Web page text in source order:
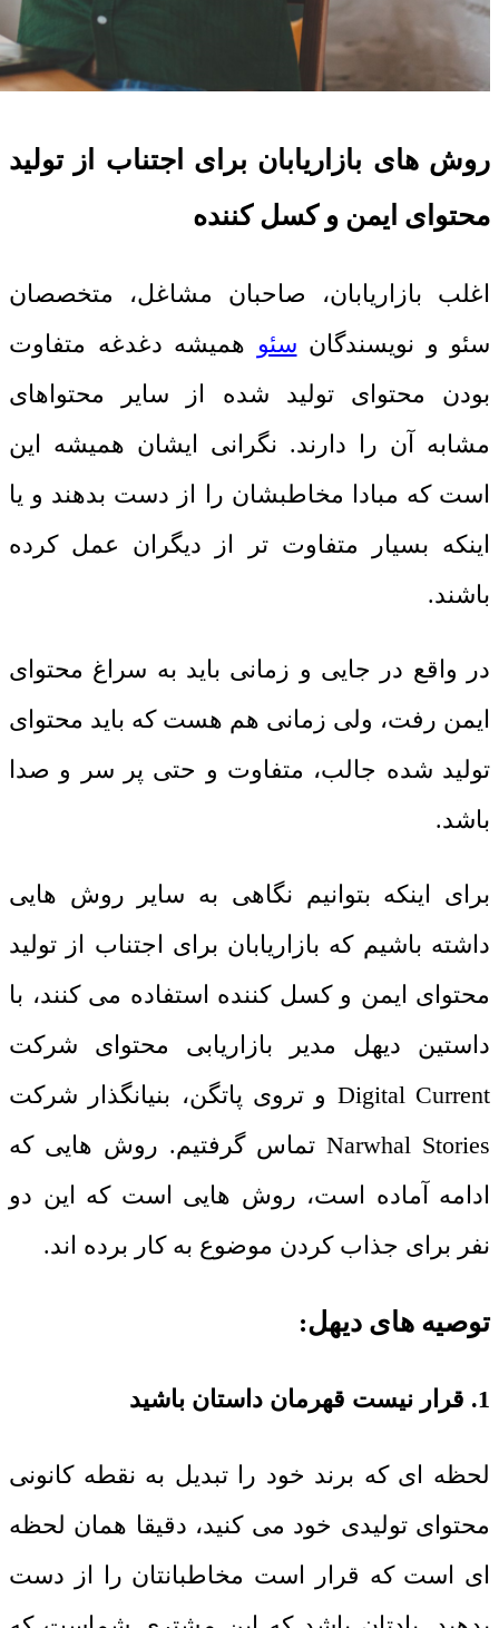
روش های بازاریابان برای اجتناب از تولید
محتوای ایمن و کسل کننده
اغلب بازاریابان، صاحبان مشاغل، متخصصان
سئو و نویسندگان سئو همیشه دغدغه متفاوت
بودن محتوای تولید شده از سایر محتواهای
مشابه آن را دارند. نگرانی ایشان همیشه این
است که مبادا مخاطبشان را از دست بدهند و یا
اینکه بسیار متفاوت تر از دیگران عمل کرده
باشند.
در واقع در جایی و زمانی باید به سراغ محتوای
ایمن رفت، ولی زمانی هم هست که باید محتوای
تولید شده جالب، متفاوت و حتی پر سر و صدا
باشد.
برای اینکه بتوانیم نگاهی به سایر روش هایی
داشته باشیم که بازاریابان برای اجتناب از تولید
محتوای ایمن و کسل کننده استفاده می کنند، با
داستین دیهل مدیر بازاریابی محتوای شرکت
Digital Current و تروی پاتگن، بنیانگذار شرکت
Narwhal Stories تماس گرفتیم. روش هایی که
ادامه آماده است، روش هایی است که این دو
نفر برای جذاب کردن موضوع به کار برده اند.
توصیه های دیهل:
1. قرار نیست قهرمان داستان باشید
لحظه ای که برند خود را تبدیل به نقطه کانونی
محتوای تولیدی خود می کنید، دقیقا همان لحظه
ای است که قرار است مخاطبانتان را از دست